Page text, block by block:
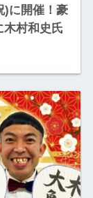
)に開催！豪
木村和史氏